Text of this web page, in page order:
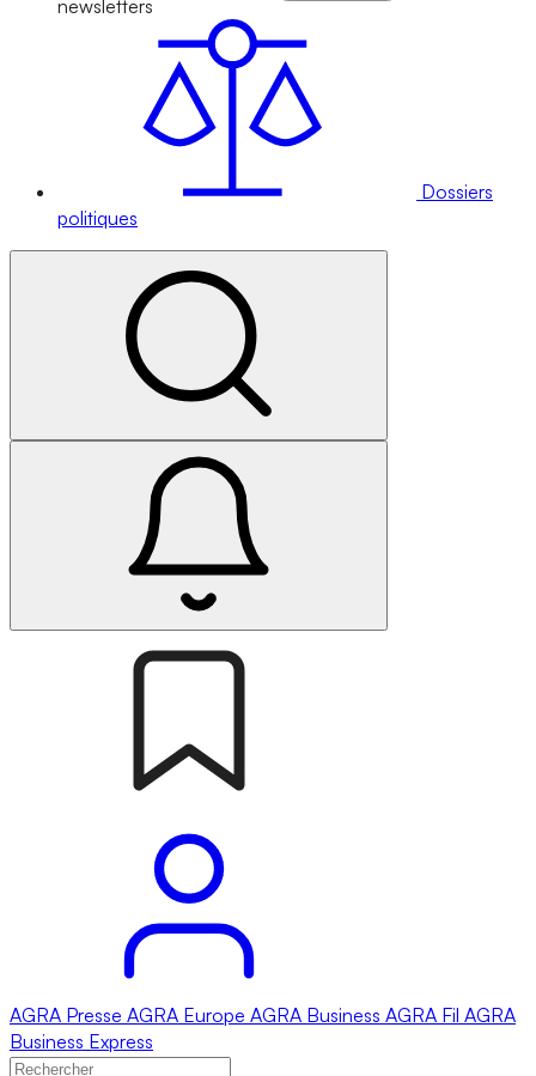
newsletters
Dossiers
politiques
AGRA Presse AGRA Europe AGRA Business AGRA Fil AGRA
Business Express